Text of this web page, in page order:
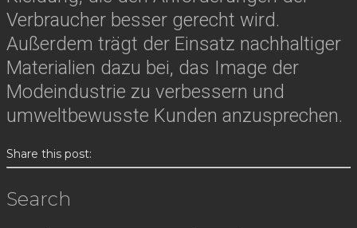
Verbraucher besser gerecht wird.
Außerdem trägt der Einsatz nachhaltiger
Materialien dazu bei, das Image der
Modeindustrie zu verbessern und
umweltbewusste Kunden anzusprechen.
Share this post:
Search